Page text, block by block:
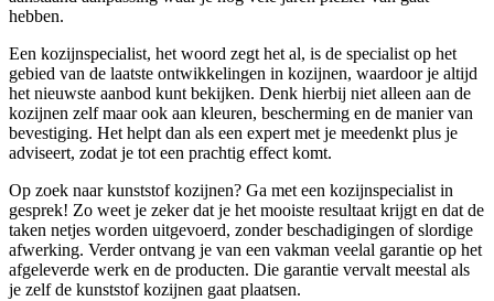
hebben.
Een kozijnspecialist, het woord zegt het al, is de specialist op het
gebied van de laatste ontwikkelingen in kozijnen, waardoor je altijd
het nieuwste aanbod kunt bekijken. Denk hierbij niet alleen aan de
kozijnen zelf maar ook aan kleuren, bescherming en de manier van
bevestiging. Het helpt dan als een expert met je meedenkt plus je
adviseert, zodat je tot een prachtig effect komt.
Op zoek naar kunststof kozijnen? Ga met een kozijnspecialist in
gesprek! Zo weet je zeker dat je het mooiste resultaat krijgt en dat de
taken netjes worden uitgevoerd, zonder beschadigingen of slordige
afwerking. Verder ontvang je van een vakman veelal garantie op het
afgeleverde werk en de producten. Die garantie vervalt meestal als
je zelf de kunststof kozijnen gaat plaatsen.